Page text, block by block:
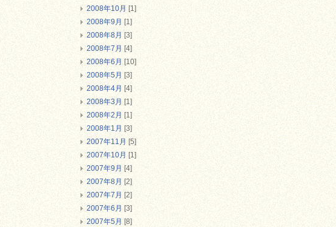
2008年10月 [1]
2008年9月 [1]
2008年8月 [3]
2008年7月 [4]
2008年6月 [10]
2008年5月 [3]
2008年4月 [4]
2008年3月 [1]
2008年2月 [1]
2008年1月 [3]
2007年11月 [5]
2007年10月 [1]
2007年9月 [4]
2007年8月 [2]
2007年7月 [2]
2007年6月 [3]
2007年5月 [8]